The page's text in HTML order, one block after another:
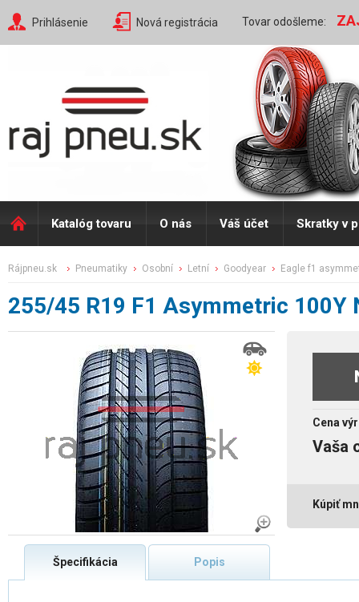
Prihlásenie Nová registrácia Tovar odošleme:
Katalóg tovaru O nás Váš účet Skratky v
rájpneu.sk pneumatiky osobní letní goodyear eagle f1
255/45 R19 F1 Asymmetric 100Y
Cena
Vaša
Kúpiť
Špecifikácia Popis